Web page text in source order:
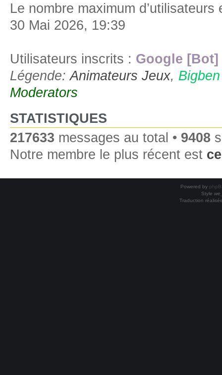
Le nombre maximum
30 Mai 2026, 19:39
Utilisateurs inscrits : Google [Bot]
Légende:Animateurs Jeux,
Moderators
STATISTIQUES
217633 messages au total • 9408
Notre membre le plus récent est
Powered by
Style
Traduction